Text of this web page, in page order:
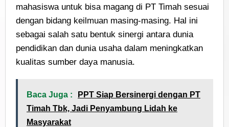
mahasiswa untuk bisa magang di PT Timah sesuai
dengan bidang keilmuan masing-masing. Hal ini
sebagai salah satu bentuk sinergi antara dunia
pendidikan dan dunia usaha dalam meningkatkan
kualitas sumber daya manusia.
Baca Juga :
PPT Siap Bersinergi dengan PT
Timah Tbk, Jadi Penyambung Lidah ke
Masyarakat